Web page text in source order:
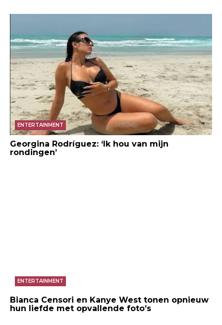
ENTERTAINMENT
Georgina Rodríguez: ‘Ik hou van mijn
rondingen’
ENTERTAINMENT
Bianca Censori en Kanye West tonen opnieuw
hun liefde met opvallende foto’s